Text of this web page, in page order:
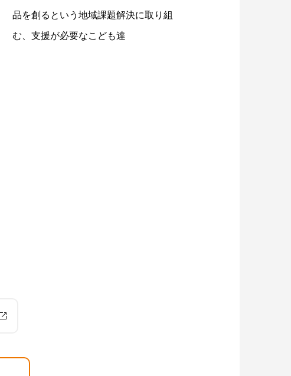
品を創るという地域課題解決に取り組
む、支援が必要なこども達